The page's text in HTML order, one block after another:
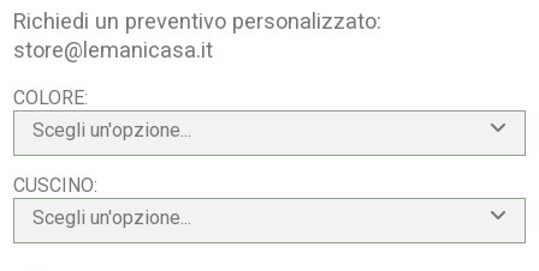
Richiedi un preventivo personalizzato:
store@lemanicasa.it
COLORE
Scegli un'opzione...
CUSCINO
Scegli un'opzione...